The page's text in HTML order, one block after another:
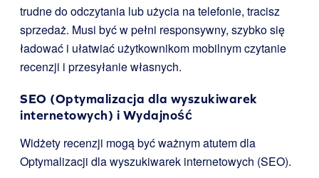
trudne do odczytania lub użycia na telefonie, tracisz
sprzedaż. Musi być w pełni responsywny, szybko się
ładować i ułatwiać użytkownikom mobilnym czytanie
recenzji i przesyłanie własnych.
SEO (Optymalizacja dla wyszukiwarek
internetowych) i Wydajność
Widżety recenzji mogą być ważnym atutem dla
Optymalizacji dla wyszukiwarek internetowych (SEO).